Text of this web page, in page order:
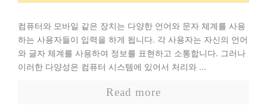
컴퓨터와 모바일 같은 장치는 다양한 언어와 문자 체계를 사용
하는 사용자들이 입력을 하게 됩니다. 각 사용자는 자신의 언어
와 글자 체계를 사용하여 정보를 표현하고 소통합니다. 그러나
이러한 다양성은 컴퓨터 시스템에 있어서 처리와 ...
Read more